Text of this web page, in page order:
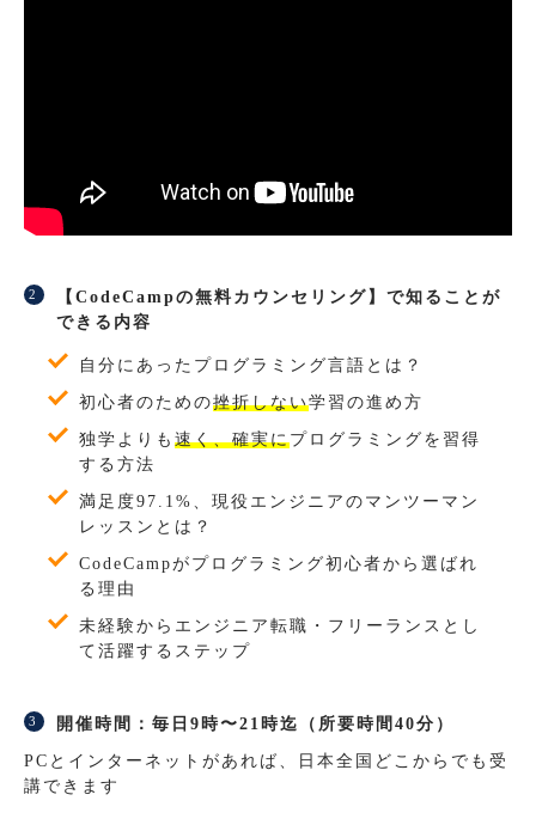
【CodeCampの無料カウンセリング】で知ることが
できる内容
自分にあったプログラミング言語とは？
初心者のための挫折しない学習の進め方
独学よりも 速く、確実にプログラミングを習得
する方法
満足度97.1%、現役エンジニアのマンツーマン
レッスンとは？
CodeCampがプログラミング初心者から選ばれ
る理由
未経験からエンジニア転職・フリーランスとし
て活躍するステップ
開催時間：毎日9時〜21時迄（所要時間40分）
PCとインターネットがあれば、日本全国どこからでも受
講できます